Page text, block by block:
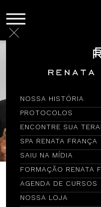
NOSSA HISTÓRIA
PROTOCOLOS
ENCONTRE SUA
SPA RENATA FRANÇA
SAIU NA MÍDIA
FORMAÇÃO RENATA
AGENDA DE CURSOS
NOSSA LOJA